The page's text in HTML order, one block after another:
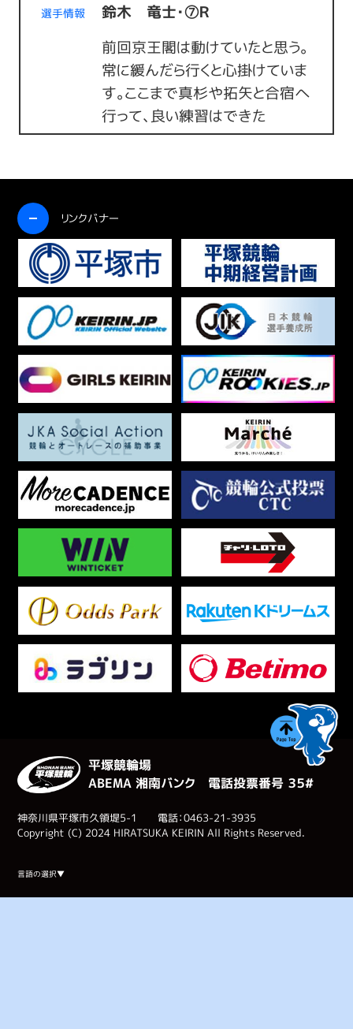
選手情報
鈴木 竜士・⑦Ｒ
前回京王閣は動けていたと思う。
常に緩んだら行くと心掛けていま
す。ここまで真杉や拓矢と合宿へ
行って、良い練習はできた
リンクバナー
開く
平塚競輪場
ABEMA 湘南バンク 電話投票番号 ３５#
神奈川県平塚市久領堤5-1 電話：0463-21-3935
Copyright (C) 2024 HIRATSUKA KEIRIN All Rights Reserved.
言語の選択▼
Select Language